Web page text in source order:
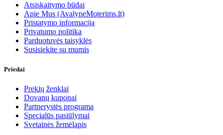
Atsiskaitymo būdai
Apie Mus (AvalyneMoterims.lt)
Pristatymo informacija
Privatumo politika
Parduotuvės taisyklės
Susisiekite su mumis
Priedai
Prekių ženklai
Dovanų kuponai
Partnerystės programa
Specialūs pasiūlymai
Svetainės žemėlapis